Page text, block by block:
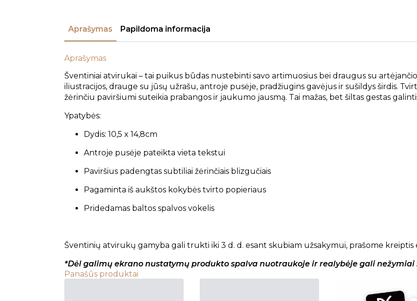
Aprašymas Papildoma informacija
Aprašymas
Šventiniai atvirukai – tai puikus būdas nustebinti savo artimuosius bei draugus su
iliustracijos, drauge su jūsų užrašu, antroje pusėje, pradžiugins gavėjus ir sušildys širdis.
žėrinčiu paviršiumi suteikia prabangos ir jaukumo jausmą. Tai mažas, bet šiltas gestas
Ypatybės:
Dydis: 10,5 x 14,8cm
Antroje pusėje pateikta vieta tekstui
Paviršius padengtas subtiliai žėrinčiais blizgučiais
Pagaminta iš aukštos kokybės tvirto popieriaus
Pridedamas baltos spalvos vokelis
Šventinių atvirukų gamyba gali trukti iki 3 d. d. esant skubiam užsakymui, prašome kreiptis
*Dėl galimų ekrano nustatymų produkto spalva nuotraukoje ir realybėje gali nežymiai
Panašūs produktai